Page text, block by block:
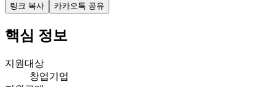
링크 복사 카카오톡 공유
핵심 정보
지원대상
창업기업